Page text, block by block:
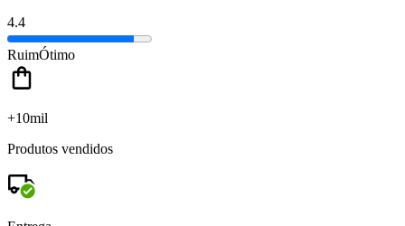
4.4
RuimÓtimo
+10mil
Produtos vendidos